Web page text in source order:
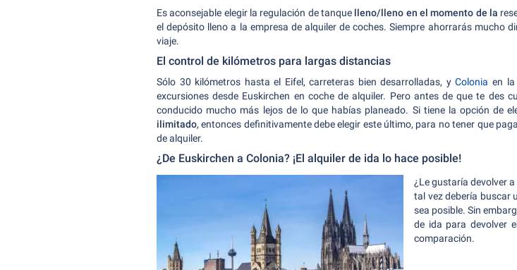
Es aconsejable elegir la regulación de tanque lleno/lleno en el momento de la
el depósito lleno a la empresa de alquiler de coches. Siempre ahorrarás mucho
viaje.
El control de kilómetros para largas distancias
Sólo 30 kilómetros hasta el Eifel, carreteras bien desarrolladas, yColoniaen
excursiones desde Euskirchen en coche de alquiler. Pero antes de que te des
conducido mucho más lejos de lo que habías planeado. Si tiene la opción de
ilimitado, entonces definitivamente debe elegir este último, para no tener que
de alquiler.
¿De Euskirchen a Colonia? ¡El alquiler de ida lo hace posible!
¿Le gustaría devolver
tal vez debería buscar
sea posible. Sin
de ida para devolver
comparación.